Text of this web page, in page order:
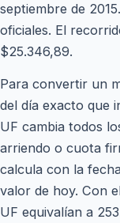
septiembre de
oficiales. El
$25.346,89.
Para convertir un
del día exacto que
UF cambia todos
arriendo o cuota
calcula con la
valor de hoy. Con
UF equivalían a